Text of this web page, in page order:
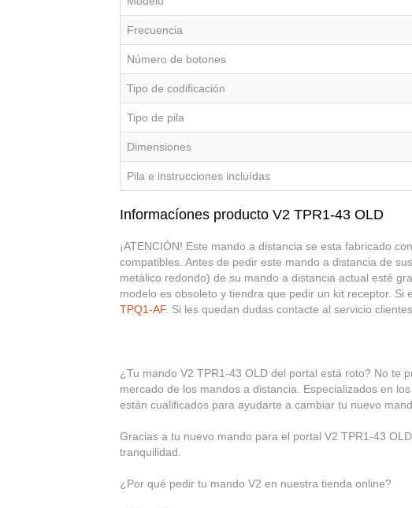
Frecuencia
Número de botones
Tipo de codificación
Tipo de pila
Dimensiones
Pila e instrucciones incluídas
Informacíones producto V2 TPR1-43 OLD
¡ATENCIÓN! Este mando a distancia se esta fabricado
compatibles. Antes de pedir este mando a distancia de
metálico redondo) de su mando a distancia actual esté
modelo es obsoleto y tiendra que pedir un kit receptor.
TPQ1-AF. Si les quedan dudas contacte al servicio
¿Tu mando V2 TPR1-43 OLD del portal está roto? No te
mercado de los mandos a distancia. Especializados en
están cualificados para ayudarte a cambiar tu nuevo
Gracias a tu nuevo mando para el portal V2 TPR1-43
tranquilidad.
¿Por qué pedir tu mando V2 en nuestra tienda online?